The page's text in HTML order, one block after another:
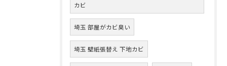
カビ
埼玉 部屋がカビ臭い
埼玉 壁紙張替え 下地カビ